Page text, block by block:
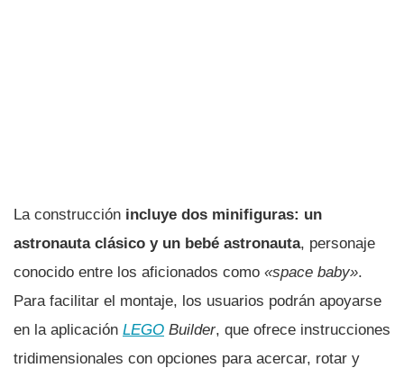
La construcción incluye dos minifiguras: un
astronauta clásico y un bebé astronauta, personaje
conocido entre los aficionados como «space baby».
Para facilitar el montaje, los usuarios podrán apoyarse
en la aplicación LEGO Builder, que ofrece instrucciones
tridimensionales con opciones para acercar, rotar y